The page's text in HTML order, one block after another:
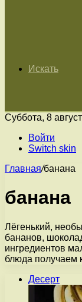
Искать
Суббота, 8
Войти
Switch skin
Главная/банана
банана
Лёгенький,
бананов,
ингредиентов
блюда получаем
Десерт